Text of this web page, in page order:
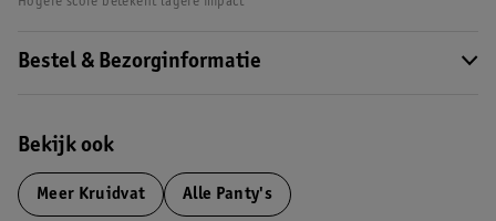
Bestel & Bezorginformatie
Bekijk ook
Meer Kruidvat Alle Panty's